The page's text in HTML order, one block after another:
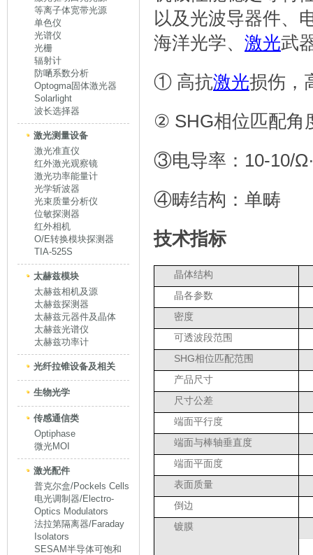
等离子体宽带光源
单色仪
光谱仪
光栅
辐射计
防嗮系数分析
Optogma固体激光器
Solarlight
波长选择器
激光测量设备
激光准直仪
红外激光观察镜
激光功率能量计
光学斩波器
光束质量分析仪
位敏探测器
红外相机
O/E转换模块探测器
TIA-525S
太赫兹模块
太赫兹相机及源
太赫兹探测器
太赫兹元器件及晶体
太赫兹光谱仪
太赫兹功率计
光纤拉锥设备及相关
生物光学
传感通信类
Optiphase
微光MOI
激光配件
普克尔盒/Pockels Cells
电光调制器/Electro-
Optics Modulators
法拉第隔离器/Faraday
Isolators
SESAM半导体可饱和
以及光波导器件、
海洋光学、 激光武
① 高抗激光损伤，
② SHG相位匹配角
③电导率：10-10/
④畴结构：单畴
技术指标
晶体结构
晶各参数
密度
可透波段范围
SHG相位匹配范围
产品尺寸
尺寸公差
端面平行度
端面与棒轴垂直度
端面平面度
表面质量
倒边
镀膜